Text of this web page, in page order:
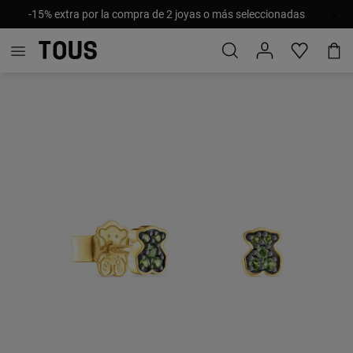
-15% extra por la compra de 2 joyas o más seleccionadas